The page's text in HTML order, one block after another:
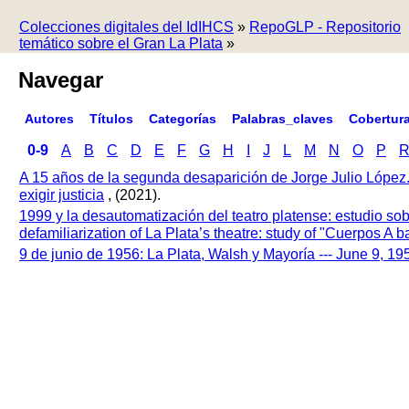
Colecciones digitales del IdIHCS » RepoGLP - Repositorio
temático sobre el Gran La Plata »
Navegar
Autores Títulos Categorías Palabras_claves
0-9 A B C D E F G H J L M N O P
R
A 15 años de la segunda desaparición de Jorge Julio
exigir justicia , (2021).
1999 y la desautomatización del teatro platense: estudio
defamiliarization of La Plata’s theatre: study of "Cuerpos A
9 de junio de 1956: La Plata, Walsh y Mayoría --- June 9,